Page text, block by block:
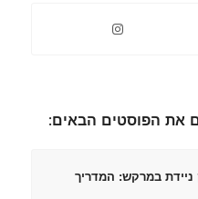
את הפוסטים הבאים:
במרקש: המדריך